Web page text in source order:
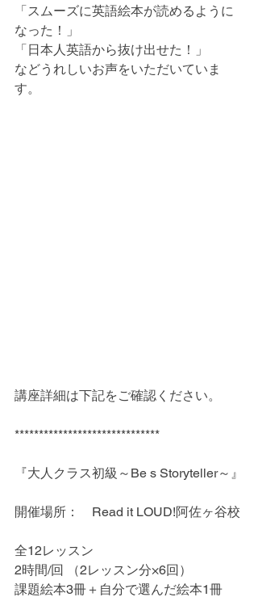
「スムーズに英語絵本が読めるように
なった！」
「日本人英語から抜け出せた！」
などうれしいお声をいただいていま
す。
講座詳細は下記をご確認ください。
******************************
『大人クラス初級～Be s Storyteller～』
開催場所：　Read it LOUD!阿佐ヶ谷校
全12レッスン
2時間/回 （2レッスン分×6回）
課題絵本3冊＋自分で選んだ絵本1冊